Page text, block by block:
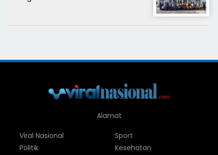
Alamat
Viral Nasional
Politik
Sport
Kesehatan